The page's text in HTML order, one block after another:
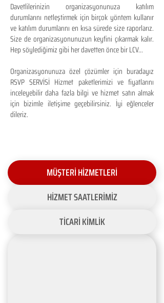
Davetlilerinizin organizasyonunuza katılım
durumlarını netleştirmek için birçok yöntem kullanır
ve katılım durumlarını en kısa sürede size raporlarız.
Size de organizasyonunuzun keyfini çıkarmak kalır.
Hep söylediğimiz gibi her davetten önce bir LCV...
Organizasyonunuza özel çözümler için buradayız
RSVP SERVİSİ Hizmet paketlerimizi ve fiyatlarını
inceleyebilir daha fazla bilgi ve hizmet satın almak
için bizimle iletişime geçebilirsiniz. İyi eğlenceler
dileriz.
MÜŞTERİ HİZMETLERİ
HİZMET SAATLERİMİZ
TİCARİ KİMLİK